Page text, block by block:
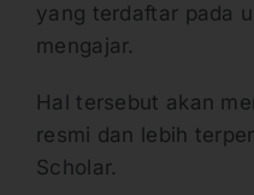
yang terdaftar pada
mengajar.
Hal tersebut akan
resmi dan lebih
Scholar.